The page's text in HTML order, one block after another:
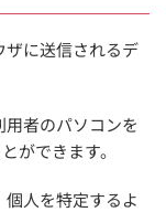
ザに送信されるデ
者のパソコンを
ができます。
人を特定するよ